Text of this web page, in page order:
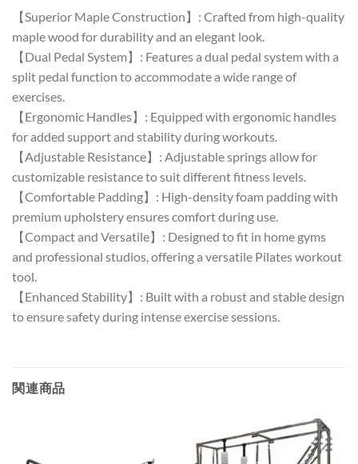
【Superior Maple Construction】: Crafted from high-quality
maple wood for durability and an elegant look.
【Dual Pedal System】: Features a dual pedal system with a
split pedal function to accommodate a wide range of
exercises.
【Ergonomic Handles】: Equipped with ergonomic handles
for added support and stability during workouts.
【Adjustable Resistance】: Adjustable springs allow for
customizable resistance to suit different fitness levels.
【Comfortable Padding】: High-density foam padding with
premium upholstery ensures comfort during use.
【Compact and Versatile】: Designed to fit in home gyms
and professional studios, offering a versatile Pilates workout
tool.
【Enhanced Stability】: Built with a robust and stable design
to ensure safety during intense exercise sessions.
関連商品